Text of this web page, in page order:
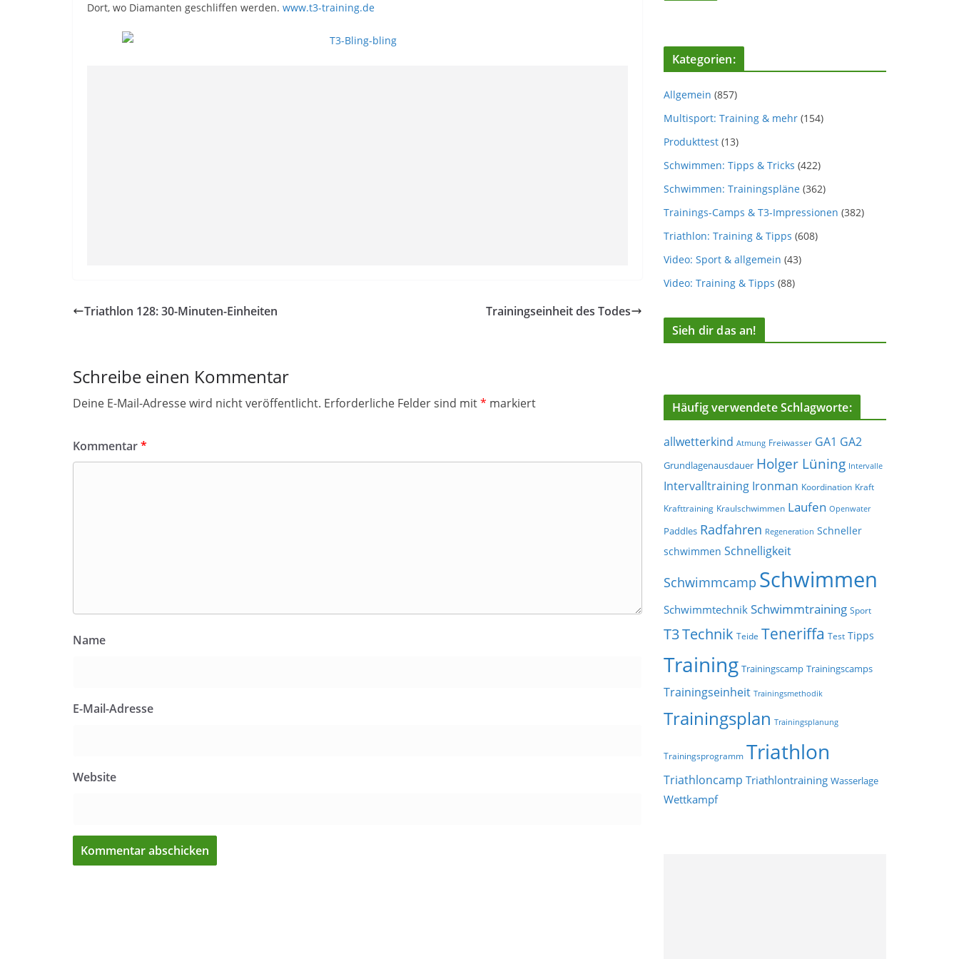
Dort, wo Diamanten geschliffen werden. www.t3-training.de
Triathlon 128: 30-Minuten-Einheiten Trainingseinheit des Todes
Schreibe einen Kommentar
Deine E-Mail-Adresse wird nicht veröffentlicht. Erforderliche Felder sind mit* markiert
Kommentar*
Name
E-Mail-Adresse
Website
Kategorien:
Allgemein (857)
Multisport: Training & mehr (154)
Produkttest (13)
Schwimmen: Tipps & Tricks (422)
Schwimmen: Trainingspläne (362)
Trainings-Camps & T3-Impressionen (382)
Triathlon: Training & Tipps (608)
Video: Sport & allgemein (43)
Video: Training & Tipps (88)
Sieh dir das an!
Häufig verwendete Schlagworte:
allwetterkind Atmung Freiwasser GA1 GA2
Grundlagenausdauer Holger Lüning Intervalle
Intervalltraining Ironman Koordination Kraft
Krafttraining Kraulschwimmen Laufen Openwater
Paddles Radfahren Regeneration Schneller
schwimmen Schnelligkeit
Schwimmcamp Schwimmen
Schwimmtechnik Schwimmtraining Sport
T3Technik Teide Teneriffa Test Tipps
Training Trainingscamp Trainingscamps
Trainingseinheit Trainingsmethodik
Trainingsplan Trainingsplanung
Trainingsprogramm Triathlon
Triathloncamp Triathlontraining Wasserlage
Wettkampf